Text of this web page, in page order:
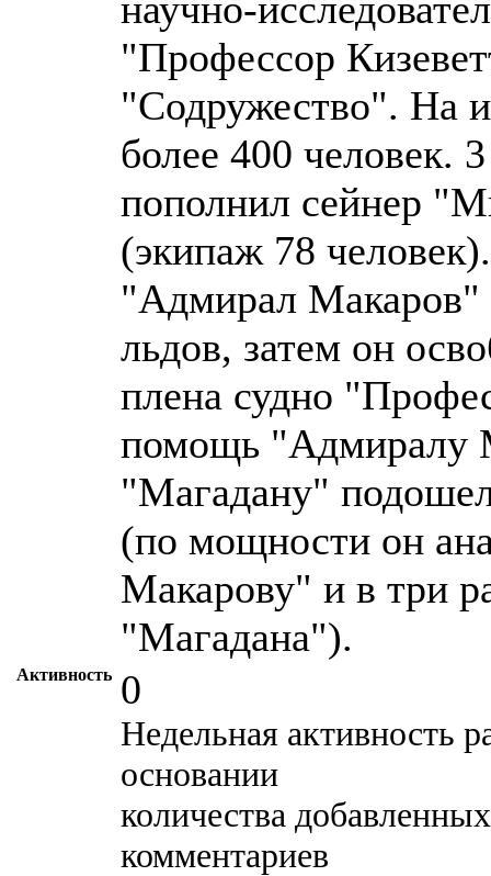
"Профессор
"Содружество". На
более 400 человек.
пополнил сейнер
(экипаж 78
"Адмирал Макаров"
льдов, затем он
плена судно
помощь "Адмиралу
"Магадану"
(по мощности он
Макарову" и в три
"Магадана").
Активность 0
Недельная активность
основании
количества
комментариев